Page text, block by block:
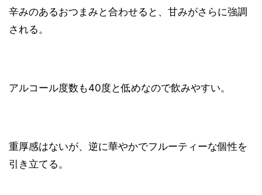
辛みのあるおつまみと合わせると、甘みがさらに強調
される。
アルコール度数も40度と低めなので飲みやすい。
重厚感はないが、逆に華やかでフルーティーな個性を
引き立てる。